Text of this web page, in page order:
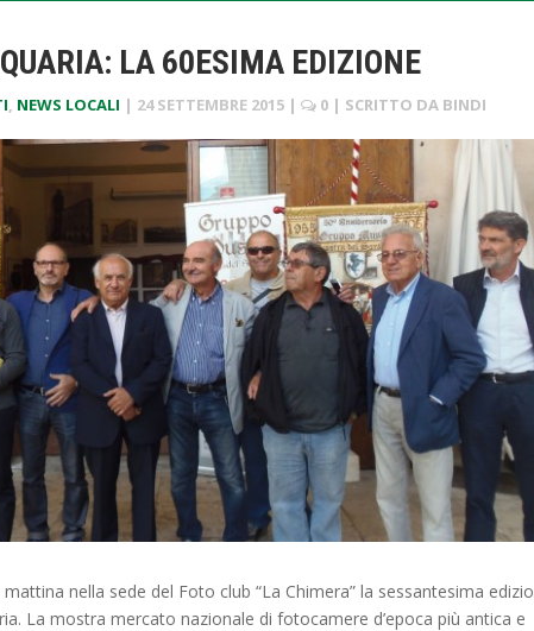
LA 60ESIMA EDIZIONE
, NEWS LOCALI | 24 SETTEMBRE 2015 | 0 | SCRITTO DA BINDI
nella sede del Foto club “La Chimera” la sessantesima
La mostra mercato nazionale di fotocamere d’epoca più antica e